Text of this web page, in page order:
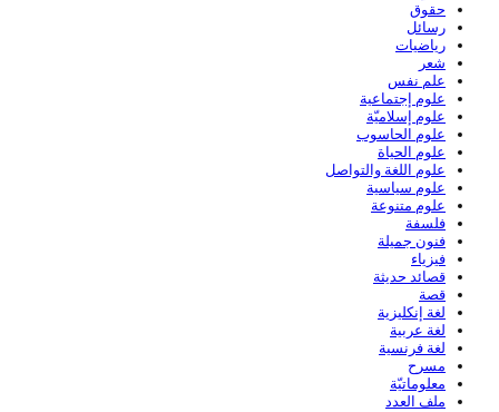
حقوق
رسائل
رياضيات
شعر
علم نفس
علوم إجتماعية
علوم إسلاميّة
علوم الحاسوب
علوم الحياة
علوم اللغة والتواصل
علوم سياسية
علوم متنوعة
فلسفة
فنون جميلة
فيزياء
قصائد حديثة
قصة
لغة إنكليزية
لغة عربية
لغة فرنسية
مسرح
معلوماتيّة
ملف العدد